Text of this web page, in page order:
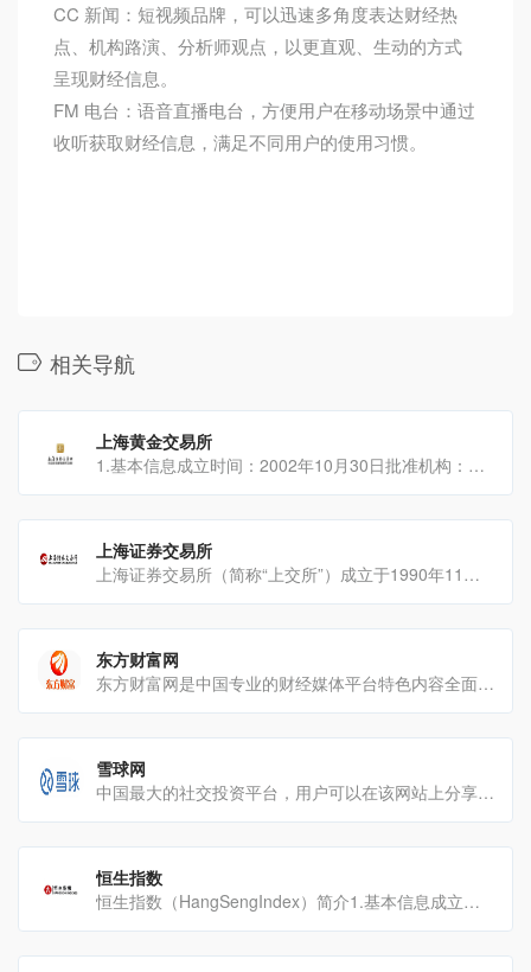
CC 新闻：短视频品牌，可以迅速多角度表达财经热
点、机构路演、分析师观点，以更直观、生动的方式
呈现财经信息。
FM 电台：语音直播电台，方便用户在移动场景中通过
收听获取财经信息，满足不同用户的使用习惯。
相关导航
上海黄金交易所
1.基本信息成立时间：2002年10月30日批准机构：国务院监管单位：中国人民银行定位：中[…]
上海证券交易所
上海证券交易所（简称“上交所”）成立于1990年11月26日，同年12月19日正式开业，[…]
东方财富网
东方财富网是中国专业的财经媒体平台特色内容全面权威：涵盖财经、股票、基金、期货、债券、外汇、银行、保险等多[…]
雪球网
中国最大的社交投资平台，用户可以在该网站上分享投资经验、获取股票行情和跟踪投资组合。平台功能行情查询：用户[…]
恒生指数
恒生指数（HangSengIndex）简介1.基本信息成立时间：1969年11月24日编[…]